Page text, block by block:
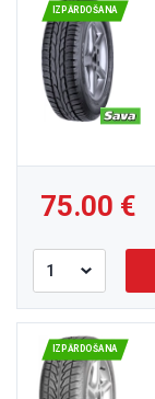
IZPĀRDOŠANA
75.00
IZPĀRDOŠANA